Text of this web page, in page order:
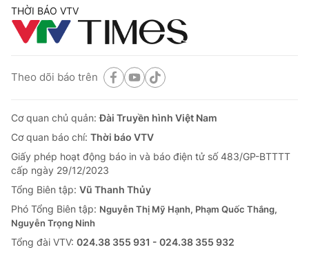
THỜI BÁO VTV
Theo dõi báo trên
Cơ quan chủ quản:Đài Truyền hình Việt Nam
Cơ quan báo chí: Thời báo VTV
Giấy phép hoạt động báo in và báo điện tử số 483/GP-BTTTT
cấp ngày 29/12/2023
Tổng Biên tập: Vũ Thanh Thủy
Phó Tổng Biên tập: Nguyễn Thị Mỹ Hạnh, Phạm Quốc Thắng,
Nguyễn Trọng Ninh
Tổng đài VTV: 024.38 355 931 - 024.38 355 932